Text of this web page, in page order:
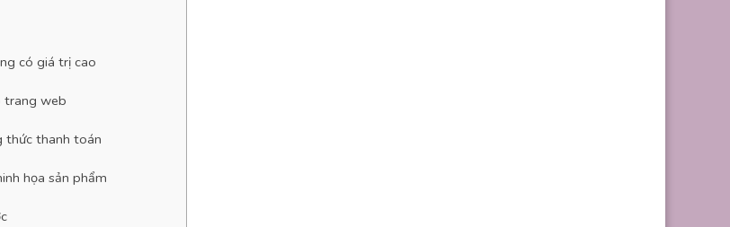
có giá trị cao
trang web
thức thanh toán
họa sản phẩm